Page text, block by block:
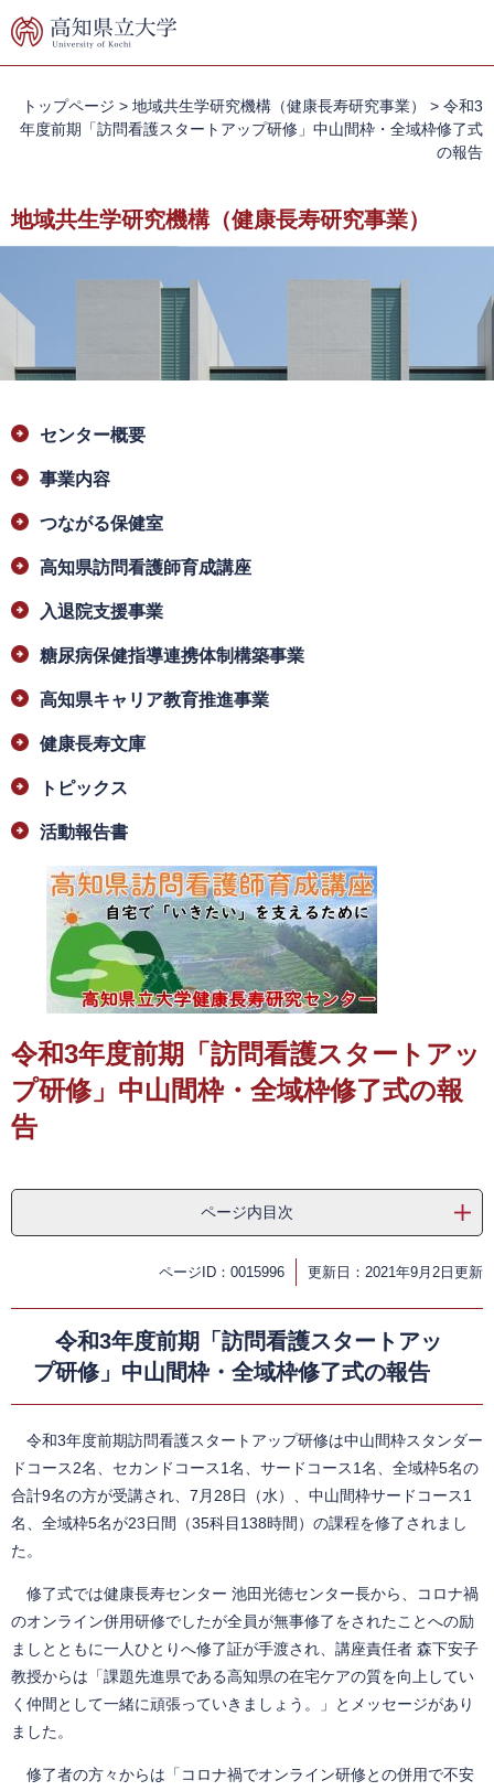
ー
ニ
本
文
トップページ > 地域共生学研究機構（健康長寿研究事業） > 令和3
年度前期「訪問看護スタートアップ研修」中山間枠・全域枠修了式
の報告
地域共生学研究機構（健康長寿研究事業）
文
センター概要
事業内容
つながる保健室
高知県訪問看護師育成講座
入退院支援事業
糖尿病保健指導連携体制構築事業
高知県キャリア教育推進事業
健康長寿文庫
トピックス
活動報告書
令和3年度前期「訪問看護スタートアッ
プ研修」中山間枠・全域枠修了式の報
告
ページ内目次
ページID：0015996 更新日：2021年9月2日更新
令和3年度前期「訪問看護スタートアッ
プ研修」中山間枠・全域枠修了式の報告
令和3年度前期訪問看護スタートアップ研修は中山間枠スタンダー
ドコース2名、セカンドコース1名、サードコース1名、全域枠5名の
合計9名の方が受講され、7月28日（水）、中山間枠サードコース1
名、全域枠5名が23日間（35科目138時間）の課程を修了されまし
た。
修了式では健康長寿センター 池田光徳センター長から、コロナ禍
のオンライン併用研修でしたが全員が無事修了をされたことへの励
ましとともに一人ひとりへ修了証が手渡され、講座責任者 森下安子
教授からは「課題先進県である高知県の在宅ケアの質を向上してい
く仲間として一緒に頑張っていきましょう。」とメッセージがあり
ました。
修了者の方々からは「コロナ禍でオンライン研修との併用で不安